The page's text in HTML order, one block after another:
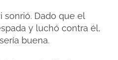
sonrió. Dado que el
y luchó contra él,
buena.